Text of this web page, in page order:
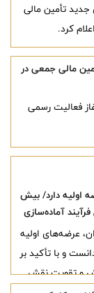
تأمین مالی
کرد.
مالی جمعی در
فعالیت رسمی
عرضه اولیه دارد/ بیش
آماده‌سازی
عرضه‌های اولیه
و با تأکید بر
و تقویت نقش